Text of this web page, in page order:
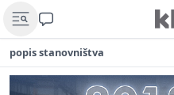
popis stanovništva